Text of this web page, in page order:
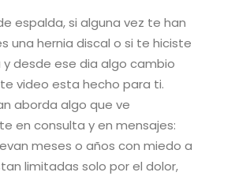
espalda, si alguna vez te han
una hernia discal o si te hiciste
y desde ese dia algo cambio
video esta hecho para ti.
aborda algo que ve
en consulta y en mensajes:
meses o años con miedo a
limitadas solo por el dolor,